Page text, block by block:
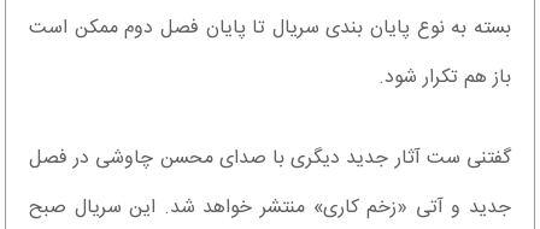
بسته به نوع پایان بندی سریال تا پایان فصل دوم ممکن است
باز هم تکرار شود.
گفتنی ست آثار جدید دیگری با صدای محسن چاوشی در فصل
جدید و آتی «زخم کاری» منتشر خواهد شد. این سریال صبح